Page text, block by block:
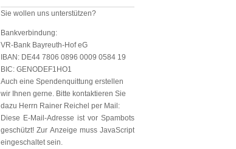
Sie wollen uns unterstützen?
Bankverbindung:
VR-Bank Bayreuth-Hof eG
IBAN: DE44 7806 0896 0009 0584 19
BIC: GENODEF1HO1
Auch eine Spendenquittung erstellen
wir Ihnen gerne. Bitte kontaktieren Sie
dazu Herrn Rainer Reichel per Mail:
Diese E-Mail-Adresse ist vor Spambots
geschützt! Zur Anzeige muss JavaScript
eingeschaltet sein.